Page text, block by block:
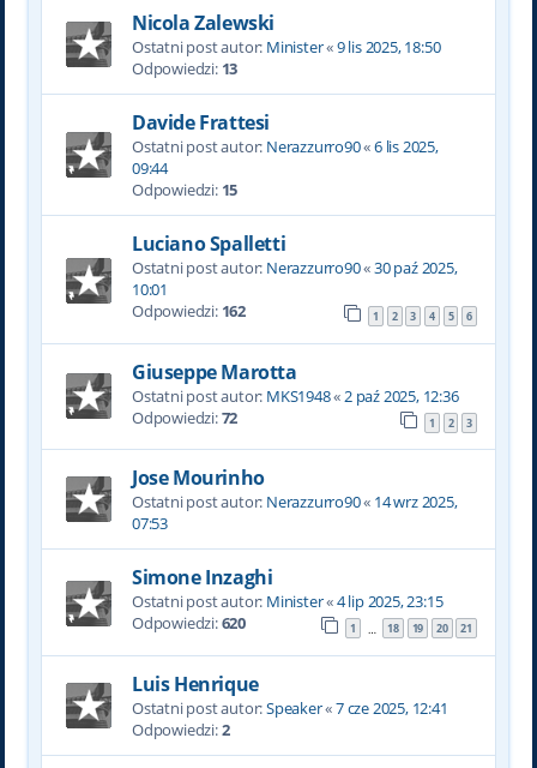
Nicola Zalewski
Ostatni post autor: Minister«9 lis 2025, 18:50
Odpowiedzi: 13
Davide Frattesi
Ostatni post autor: Nerazzurro90«6 lis 2025,
09:44
Odpowiedzi: 15
Luciano Spalletti
Ostatni post autor: Nerazzurro90«30 paź 2025,
10:01
Odpowiedzi: 162 1 2 3 4 5 6
Giuseppe Marotta
Ostatni post autor: MKS1948«2 paź 2025, 12:36
Odpowiedzi:72 1 2 3
Jose Mourinho
Ostatni post autor: Nerazzurro90« 14 wrz 2025,
07:53
Simone Inzaghi
Ostatni post autor: Minister«4 lip 2025, 23:15
Odpowiedzi:620 1 … 18 19 20 21
Luis Henrique
Ostatni post autor:Speaker«7 cze 2025, 12:41
Odpowiedzi:2